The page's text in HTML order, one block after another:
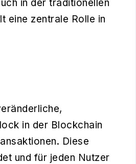
in der traditionellen
eine zentrale Rolle in
in der Blockchain
Diese
und für jeden Nutzer